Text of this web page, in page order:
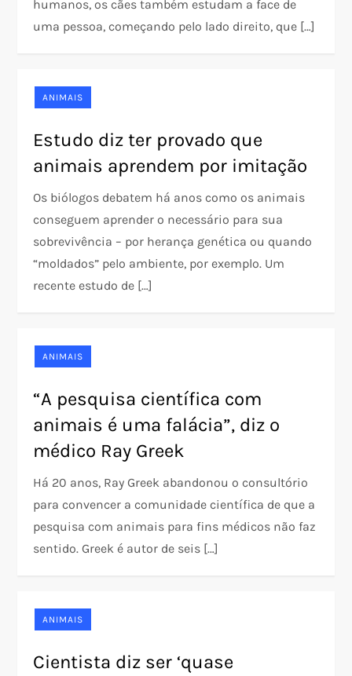
humanos, os cães também estudam a face de
uma pessoa, começando pelo lado direito, que […]
ANIMAIS
Estudo diz ter provado que
animais aprendem por imitação
Os biólogos debatem há anos como os animais
conseguem aprender o necessário para sua
sobrevivência – por herança genética ou quando
“moldados” pelo ambiente, por exemplo. Um
recente estudo de […]
ANIMAIS
“A pesquisa científica com
animais é uma falácia”, diz o
médico Ray Greek
Há 20 anos, Ray Greek abandonou o consultório
para convencer a comunidade científica de que a
pesquisa com animais para fins médicos não faz
sentido. Greek é autor de seis […]
ANIMAIS
Cientista diz ser ‘quase